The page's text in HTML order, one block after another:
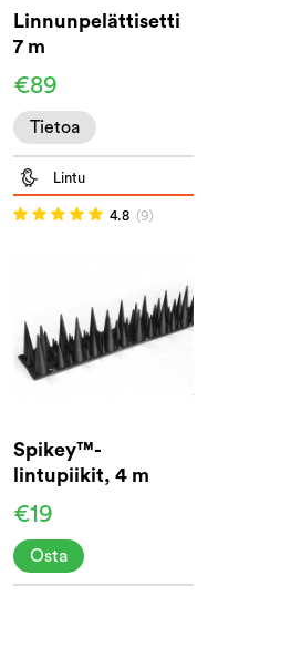
Linnunpelättisetti
7 m
€89
Tietoa
Lintu
4.8 (9)
Spikey™-
lintupiikit, 4 m
€19
Osta